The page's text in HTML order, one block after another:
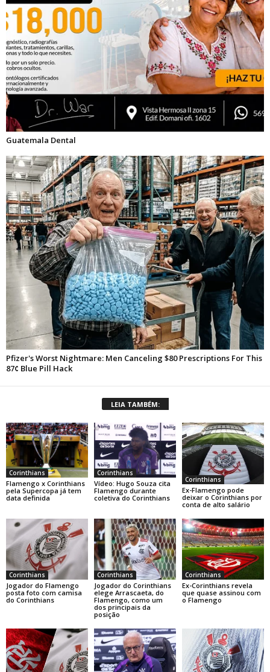
LEIA TAMBÉM:
Corinthians
Flamengo x Corinthians
pela Supercopa já tem
data definida
Corinthians
Vídeo: Hugo Souza cita
Flamengo durante
coletiva do Corinthians
Corinthians
Ex-Flamengo pode
deixar o Corinthians por
conta de alto salário
Corinthians
Jogador do Flamengo
posta foto com camisa
do Corinthians
Corinthians
Jogador do Corinthians
elege Arrascaeta, do
Flamengo, como um
dos principais da
posição
Corinthians
Ex-Corinthians revela
que quase assinou com
o Flamengo